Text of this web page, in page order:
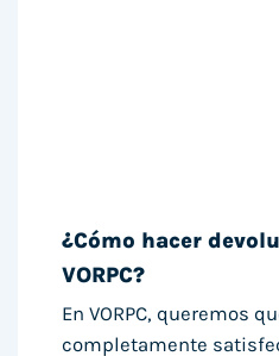
¿Cómo hacer
VORPC?
En VORPC, queremos
completamente